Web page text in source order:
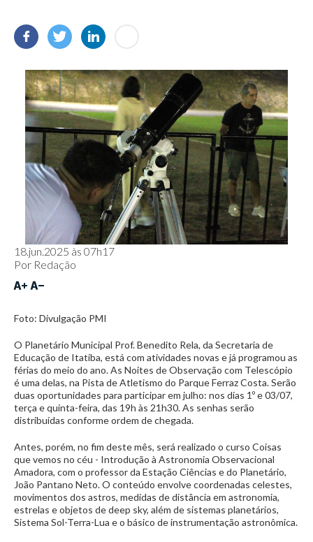
18.jun.2025 às 07h17
Por Redação
Foto: Divulgação PMI
O Planetário Municipal Prof. Benedito Rela, da Secretaria de
Educação de Itatiba, está com atividades novas e já programou as
férias do meio do ano. As Noites de Observação com Telescópio
é uma delas, na Pista de Atletismo do Parque Ferraz Costa. Serão
duas oportunidades para participar em julho: nos dias 1º e 03/07,
terça e quinta-feira, das 19h às 21h30. As senhas serão
distribuídas conforme ordem de chegada.
Antes, porém, no fim deste mês, será realizado o curso Coisas
que vemos no céu - Introdução à Astronomia Observacional
Amadora, com o professor da Estação Ciências e do Planetário,
João Pantano Neto. O conteúdo envolve coordenadas celestes,
movimentos dos astros, medidas de distância em astronomia,
estrelas e objetos de deep sky, além de sistemas planetários,
Sistema Sol-Terra-Lua e o básico de instrumentação astronômica.